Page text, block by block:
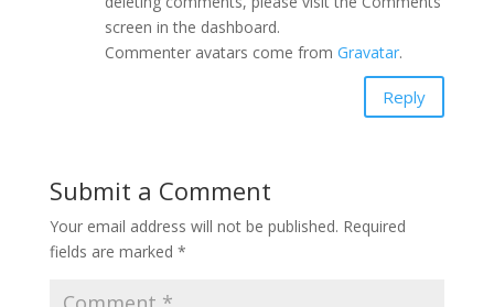
screen in the dashboard.
Commenter avatars come from Gravatar.
Reply
Submit a Comment
Your email address will not be published. Required
fields are marked *